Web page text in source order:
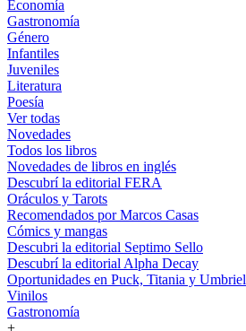
Economía
Gastronomía
Género
Infantiles
Juveniles
Literatura
Poesía
Ver todas
Novedades
Todos los libros
Novedades de libros en inglés
Descubrí la editorial FERA
Oráculos y Tarots
Recomendados por Marcos Casas
Cómics y mangas
Descubri la editorial Septimo Sello
Descubrí la editorial Alpha Decay
Oportunidades en Puck, Titania y Umbriel
Vinilos
Gastronomía
+